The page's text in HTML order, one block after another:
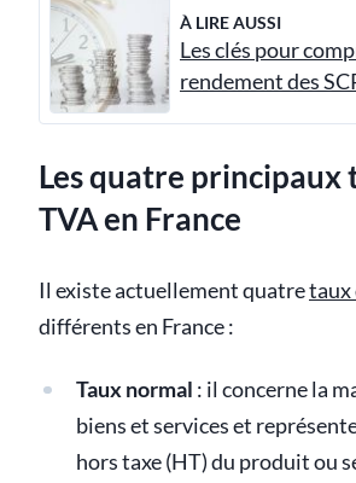
À LIRE AUSSI
Les clés pour
rendement des
Les quatre principaux
TVA en France
Il existe actuellement quatretaux
différents en France :
Taux normal : il concerne la
biens et services et
hors taxe (HT) du produit ou